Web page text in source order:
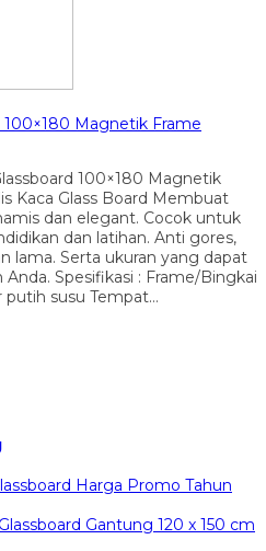
100×180 Magnetik Frame
100×180 Magnetik
Kaca Glass Board Membuat
dan elegant. Cocok untuk
dan latihan. Anti gores,
lama. Serta ukuran yang dapat
Spesifikasi : Frame/Bingkai
susu Tempat…
Harga Promo Tahun
Gantung 120 x 150 cm